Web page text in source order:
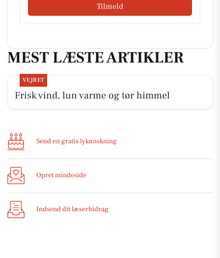
Tilmeld
MEST LÆSTE ARTIKLER
VEJRET
Frisk vind, lun varme og tør himmel
Send en gratis lykønskning
Opret mindeside
Indsend dit læserbidrag